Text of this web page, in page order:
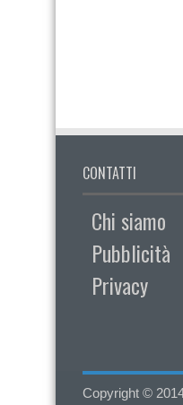
CONTATTI
Chi siamo
Pubblicità
Privacy
Copyright ©